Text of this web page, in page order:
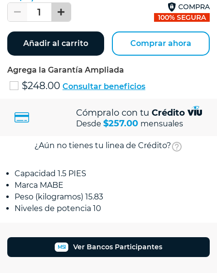
1
COMPRA
100% SEGURA
Añadir al carrito Comprar ahora
Agrega la Garantía Ampliada
$248.00 Consultar beneficios
Cómpralo con tu Crédito
Desde $257.00 mensuales
¿Aún no tienes tu linea de Crédito?
Capacidad 1.5 PIES
Marca MABE
Peso (kilogramos) 15.83
Niveles de potencia 10
MSI Ver Bancos Participantes